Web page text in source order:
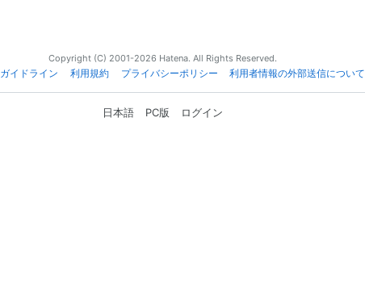
Copyright (C) 2001-2026 Hatena. All Rights Reserved.
ガイドライン 利用規約 プライバシーポリシー 利用者情報の外部送信について
日本語 PC版 ログイン